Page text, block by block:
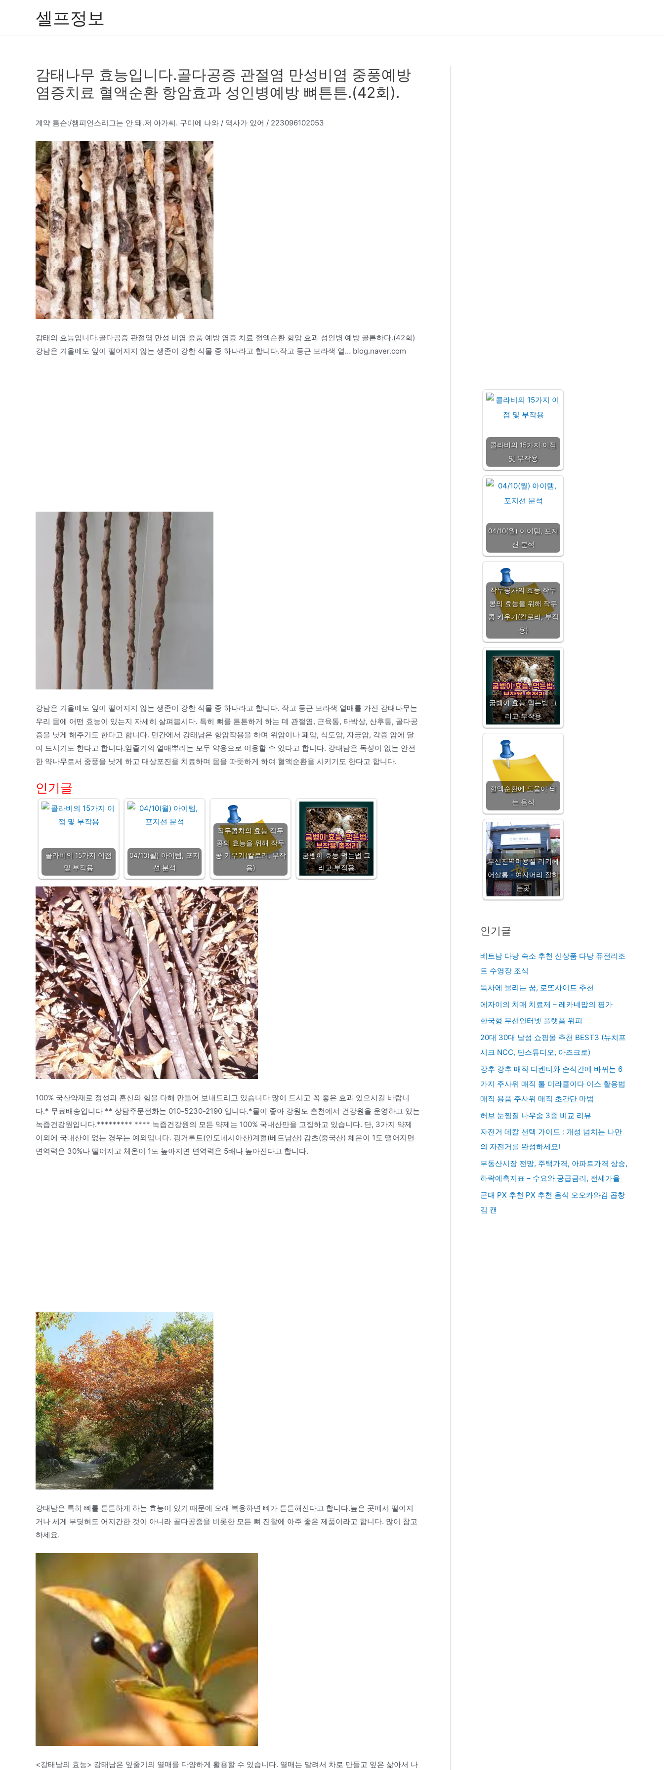
셀프정보
감태나무 효능입니다.골다공증 관절염 만성비염 중풍예방
염증치료 혈액순환 항암효과 성인병예방 뼈튼튼.(42회).
계약 톰슨:/챔피언스리그는 안 돼.저 아가씨. 구미에 나와 / 역사가 있어 / 223096102053
감태의 효능입니다.골다공증 관절염 만성 비염 중풍 예방 염증 치료 혈액순환 항암 효과 성인병 예방 골튼하다.(42회)
강남은 겨울에도 잎이 떨어지지 않는 생존이 강한 식물 중 하나라고 합니다.작고 둥근 보라색 열… blog.naver.com
강남은 겨울에도 잎이 떨어지지 않는 생존이 강한 식물 중 하나라고 합니다. 작고 둥근 보라색 열매를 가진 감태나무는
우리 몸에 어떤 효능이 있는지 자세히 살펴봅시다. 특히 뼈를 튼튼하게 하는 데 관절염, 근육통, 타박상, 산후통, 골다공
증을 낫게 해주기도 한다고 합니다. 민간에서 강태남은 항암작용을 하며 위암이나 폐암, 식도암, 자궁암, 각종 암에 달
여 드시기도 한다고 합니다.잎줄기의 열매뿌리는 모두 약용으로 이용할 수 있다고 합니다. 강태남은 독성이 없는 안전
한 약나무로서 중풍을 낫게 하고 대상포진을 치료하며 몸을 따뜻하게 하여 혈액순환을 시키기도 한다고 합니다.
인기글
콜라비의 15가지 이점
및 부작용
04/10(월) 아이템, 포지
션 분석
작두콩차의 효능 작두
콩의 효능을 위해 작두
콩 키우기(칼로리, 부작
용)
굼벵이 효능 먹는법 그
리고 부작용
100% 국산약재로 정성과 혼신의 힘을 다해 만들어 보내드리고 있습니다 많이 드시고 꼭 좋은 효과 있으시길 바랍니
다.* 무료배송입니다 ** 상담주문전화는 010-5230-2190 입니다.*물이 좋아 강원도 춘천에서 건강원을 운영하고 있는
녹즙건강원입니다.********* **** 녹즙건강원의 모든 약제는 100% 국내산만을 고집하고 있습니다. 단, 3가지 약제
이외에 국내산이 없는 경우는 예외입니다. 핑거루트(인도네시아산)계혈(베트남산) 감초(중국산) 체온이 1도 떨어지면
면역력은 30%나 떨어지고 체온이 1도 높아지면 면역력은 5배나 높아진다고 합니다.
강태남은 특히 뼈를 튼튼하게 하는 효능이 있기 때문에 오래 복용하면 뼈가 튼튼해진다고 합니다.높은 곳에서 떨어지
거나 세게 부딪혀도 어지간한 것이 아니라 골다공증을 비롯한 모든 뼈 진찰에 아주 좋은 제품이라고 합니다. 많이 참고
하세요.
<강태남의 효능> 강태남은 잎줄기의 열매를 다양하게 활용할 수 있습니다. 열매는 말려서 차로 만들고 잎은 삶아서 나
콜라비의 15가지 이점
및 부작용
04/10(월) 아이템, 포지
션 분석
작두콩차의 효능 작두
콩의 효능을 위해 작두
콩 키우기(칼로리, 부작
용)
굼벵이 효능 먹는법 그
리고 부작용
혈액순환에 도움이 되
는 음식
부산진역미용실 리키헤
어살롱 - 여자머리 잘하
는곳
인기글
베트남 다낭 숙소 추천 신상품 다낭 퓨전리조
트 수영장 조식
독사에 물리는 꿈, 로또사이트 추천
에자이의 치매 치료제 – 레카네맙의 평가
한국형 무선인터넷 플랫폼 위피
20대 30대 남성 쇼핑몰 추천 BEST3 (뉴치프
시크 NCC, 단스튜디오, 아즈크로)
강추 강추 매직 디켄터와 순식간에 바뀌는 6
가지 주사위 매직 툴 미라클이다 이스 활용법
매직 용품 주사위 매직 초간단 마법
허브 눈찜질 나우숨 3종 비교 리뷰
자전거 데칼 선택 가이드 : 개성 넘치는 나만
의 자전거를 완성하세요!
부동산시장 전망, 주택가격, 아파트가격 상승,
하락예측지표 – 수요와 공급금리, 전세가율
군대 PX 추천 PX 추천 음식 오오카와김 곱창
김 캔